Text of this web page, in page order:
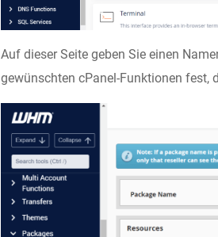
Auf dieser Seite geben Sie einen
gewünschten cPanel-Funktionen fest,